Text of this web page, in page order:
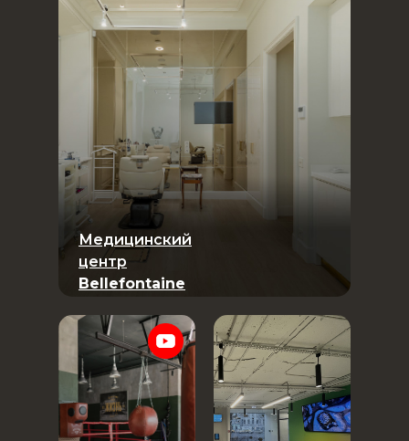
Медицинский
центр
Bellefontaine